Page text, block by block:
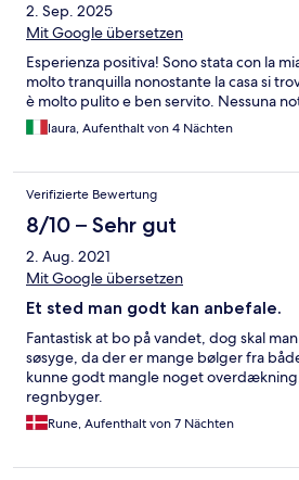
2. Sep. 2025
Mit Google übersetzen
Esperienza positiva! Sono stata con la
molto tranquilla nonostante la casa si
è molto pulito e ben servito. Nessuna
laura, Aufenthalt von 4 Nächten
Verifizierte Bewertung
8/10 – Sehr gut
2. Aug. 2021
Mit Google übersetzen
Et sted man godt kan anbefale.
Fantastisk at bo på vandet, dog skal
søsyge, da der er mange bølger fra
kunne godt mangle noget
regnbyger.
Rune, Aufenthalt von 7 Nächten